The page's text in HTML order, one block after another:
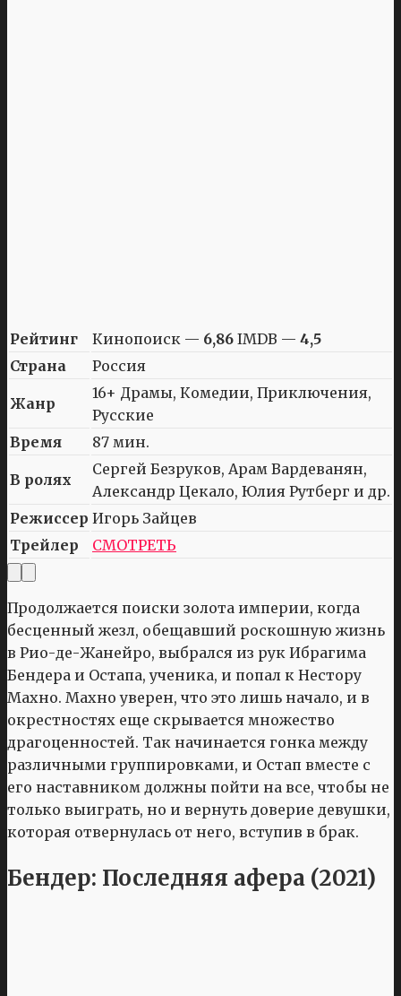
Рейтинг Кинопоиск — 6,86 IMDB — 4,5
Страна
Россия
Жанр
16+ Драмы, Комедии, Приключения,
Русские
Время
87 мин.
В ролях
Сергей Безруков, Арам Вардеванян,
Александр Цекало, Юлия Рутберг и др.
Режиссер Игорь Зайцев
Трейлер
СМОТРЕТЬ
Продолжается поиски золота империи, когда
бесценный жезл, обещавший роскошную жизнь
в Рио-де-Жанейро, выбрался из рук Ибрагима
Бендера и Остапа, ученика, и попал к Нестору
Махно. Махно уверен, что это лишь начало, и в
окрестностях еще скрывается множество
драгоценностей. Так начинается гонка между
различными группировками, и Остап вместе с
его наставником должны пойти на все, чтобы не
только выиграть, но и вернуть доверие девушки,
которая отвернулась от него, вступив в брак.
Бендер: Последняя афера (2021)